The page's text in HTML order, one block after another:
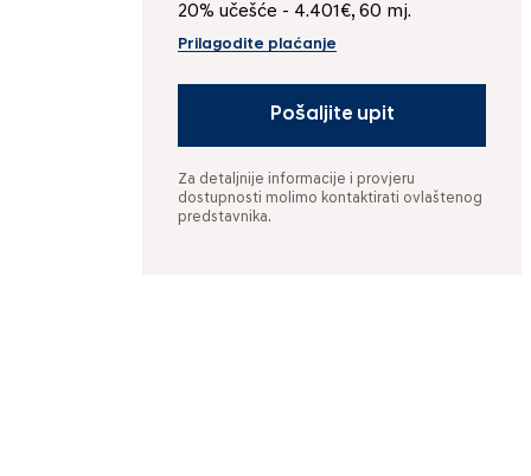
20% učešće - 4.401€, 60 mj.
Prilagodite plaćanje
Pošaljite upit
Za detaljnije informacije i provjeru
dostupnosti molimo kontaktirati ovlaštenog
predstavnika.